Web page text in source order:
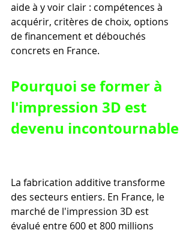
aide à y voir clair : compétences à
acquérir, critères de choix, options
de financement et débouchés
concrets en France.
Pourquoi se former à
l'impression 3D est
devenu incontournable
La fabrication additive transforme
des secteurs entiers. En France, le
marché de l'impression 3D est
évalué entre 600 et 800 millions